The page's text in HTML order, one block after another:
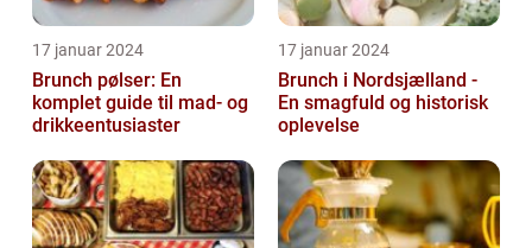
17 januar 2024
Brunch pølser: En
komplet guide til mad- og
drikkeentusiaster
17 januar 2024
Brunch i Nordsjælland -
En smagfuld og historisk
oplevelse